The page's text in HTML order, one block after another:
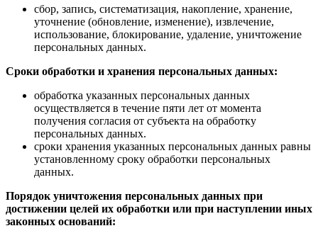
сбор, запись, систематизация, накопление, хранение,
уточнение (обновление, изменение), извлечение,
использование, блокирование, удаление, уничтожение
персональных данных.
Сроки обработки и хранения персональных данных:
обработка указанных персональных данных
осуществляется в течение пяти лет от момента
получения согласия от субъекта на обработку
персональных данных.
сроки хранения указанных персональных данных равны
установленному сроку обработки персональных
данных.
Порядок уничтожения персональных данных при
достижении целей их обработки или при наступлении иных
законных оснований: